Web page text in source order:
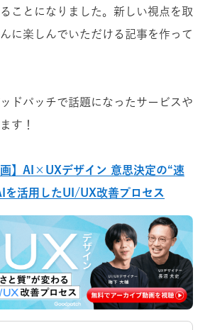
ことになりました。新しい視点を取
に楽しんでいただける記事を作って
ドパッチで話題になったサービスや
す！
画】AI×UXデザイン 意思決定の“速
を活用したUI/UX改善プロセス